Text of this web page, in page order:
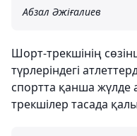
Абзал Әжіғалиев
Шорт-трекшінің
түрлеріндегі
спортта қанша жүлде
трекшілер тасада